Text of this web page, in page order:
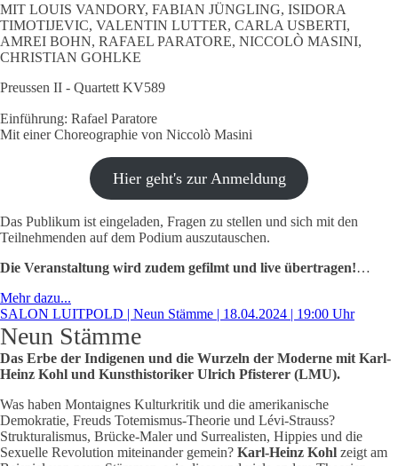
MIT LOUIS VANDORY, FABIAN JÜNGLING, ISIDORA
TIMOTIJEVIC, VALENTIN LUTTER, CARLA USBERTI,
AMREI BOHN, RAFAEL PARATORE, NICCOLÒ MASINI,
CHRISTIAN GOHLKE
Preussen II - Quartett KV589
Einführung: Rafael Paratore
Mit einer Choreographie von Niccolò Masini
Hier geht's zur Anmeldung
Das Publikum ist eingeladen, Fragen zu stellen und sich mit den
Teilnehmenden auf dem Podium auszutauschen.
Die Veranstaltung wird zudem gefilmt und live übertragen!…
Mehr dazu...
SALON LUITPOLD | Neun Stämme | 18.04.2024 | 19:00 Uhr
Neun Stämme
Das Erbe der Indigenen und die Wurzeln der Moderne mit Karl-
Heinz Kohl und Kunsthistoriker Ulrich Pfisterer (LMU).
Was haben Montaignes Kulturkritik und die amerikanische
Demokratie, Freuds Totemismus-Theorie und Lévi-Strauss?
Strukturalismus, Brücke-Maler und Surrealisten, Hippies und die
Sexuelle Revolution miteinander gemein? Karl-Heinz Kohl zeigt am